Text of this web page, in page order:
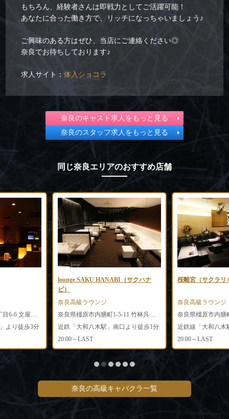
もちろん、経験者さんは即戦力としてご活躍可能！
あなたに合った働き方で、リッチになっちゃいましょう♪
ご興味のある方はぜひ、当店にご連絡ください◎
奈良でお待ちしております♪
求人サイト：体入ショコラ
奈良のキャスト求人をもっと見る
奈良のスタッフ求人をもっと見る
同じ奈良エリアのおすすめ店舗
より徒歩3分
lounge SAKU HANABI（サクハナ
ビ）
奈良高級ラウンジ
奈良県橿原市内膳町1-5-11 竹林呉服店ビル2F
近鉄「大和八木駅」南口より徒歩1分
20:00～LAST
桜離宮（サクラリ
奈良高級ラウンジ
奈良県橿原市内膳
20:00～LAST
奈良の高級キャバクラ一覧